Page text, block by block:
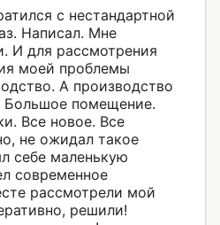
с нестандартной
Написал. Мне
И для рассмотрения
моей проблемы
А производство
Большое помещение.
Все новое. Все
не ожидал такое
себе маленькую
современное
рассмотрели мой
решили!